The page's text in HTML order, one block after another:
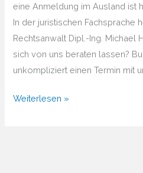
eine Anmeldung im Ausland ist
In der juristischen Fachsprache
Rechtsanwalt Dipl.-Ing. Michael
sich von uns beraten lassen?
unkompliziert einen Termin mit
Von
Weiterlesen »